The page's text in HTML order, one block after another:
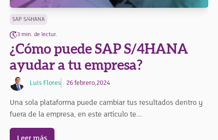
SAP S/4HANA
3 min. de lectur.
¿Cómo puede SAP S/4HANA
ayudar a tu empresa?
Luis Flores 26 febrero,2024
Una sola plataforma puede cambiar tus resultados dentro y
fuera de la empresa, en este artículo te...
Leer más